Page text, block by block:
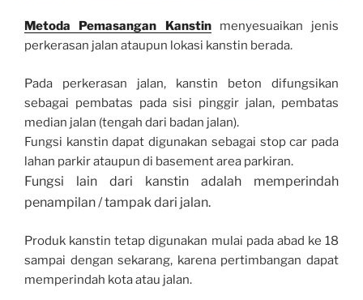
Metoda Pemasangan Kanstinmenyesuaikan jenis
perkerasan jalan ataupun lokasi kanstin berada.
Pada perkerasan jalan, kanstin beton difungsikan
sebagai pembatas pada sisi pinggir jalan, pembatas
median jalan (tengah dari badan jalan).
Fungsi kanstin dapat digunakan sebagai stop car pada
lahan parkir ataupun di basement area parkiran.
Fungsi lain dari kanstin adalah memperindah
penampilan / tampak dari jalan.
Produk kanstin tetap digunakan mulai pada abad ke 18
sampai dengan sekarang, karena pertimbangan dapat
memperindah kota atau jalan.